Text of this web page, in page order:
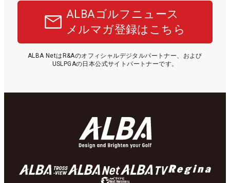
ALBAゴルフニュース
メルマガ登録はこちら
ALBA NetはR&Aのオフィシャルデジタルパートナー、および
USLPGAの日本公式サイトパートナーです。